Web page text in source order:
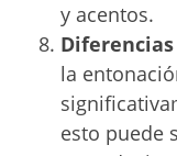
y acentos.
la
esto puede